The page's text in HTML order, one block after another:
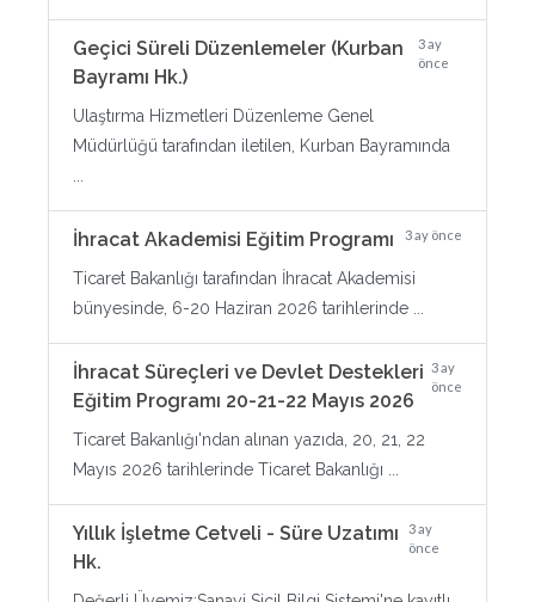
Geçici Süreli Düzenlemeler (Kurban
Bayramı Hk.)
3 ay
önce
Ulaştırma Hizmetleri Düzenleme Genel
Müdürlüğü tarafından iletilen, Kurban Bayramında
İhracat Akademisi Eğitim Programı 3 ay önce
Ticaret Bakanlığı tarafından İhracat Akademisi
bünyesinde, 6-20 Haziran 2026 tarihlerinde ...
İhracat Süreçleri ve Devlet Destekleri
Eğitim Programı 20-21-22 Mayıs 2026
3 ay
önce
Ticaret Bakanlığı'ndan alınan yazıda, 20, 21, 22
Mayıs 2026 tarihlerinde Ticaret Bakanlığı ...
Yıllık İşletme Cetveli - Süre Uzatımı
Hk.
3 ay
önce